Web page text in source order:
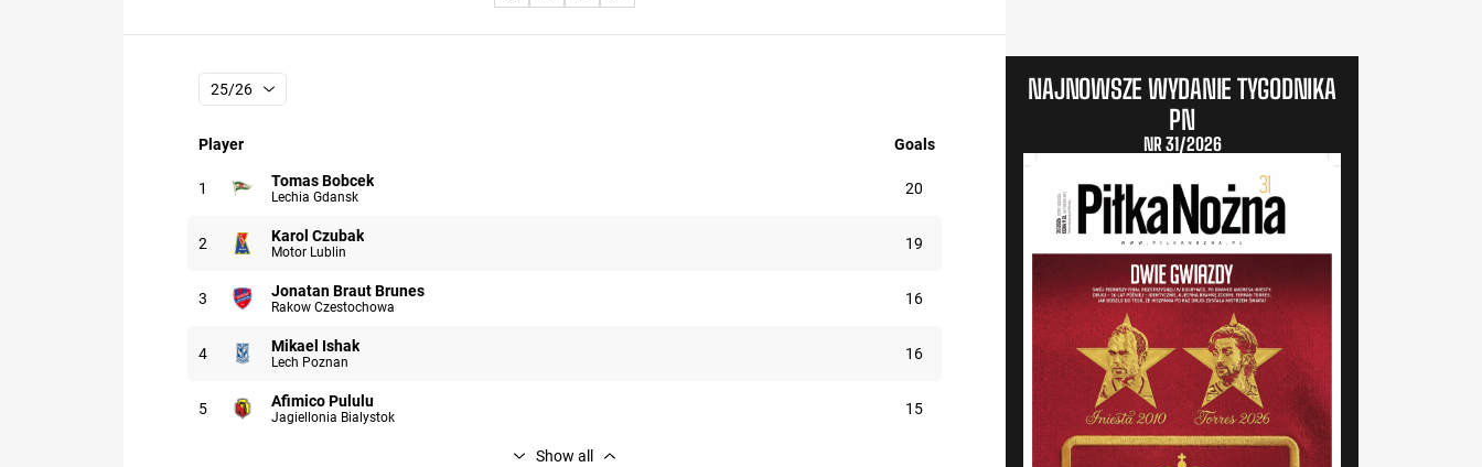
25/26
Player Goals
1 Participant: Tomas Bobcek
Tomas Bobcek
Lechia Gdansk 20
2 Participant: Karol Czubak
Karol Czubak
Motor Lublin 19
3 Participant: Jonatan Braut Brunes
Jonatan Braut Brunes
Rakow Czestochowa 16
4 Participant: Mikael Ishak
Mikael Ishak
Lech Poznan 16
5 Participant: Afimico Pululu
Afimico Pululu
Jagiellonia Bialystok 15
Show аll
NAJNOWSZE WYDANIE TYGODNIKA
PN
NR 31/2026